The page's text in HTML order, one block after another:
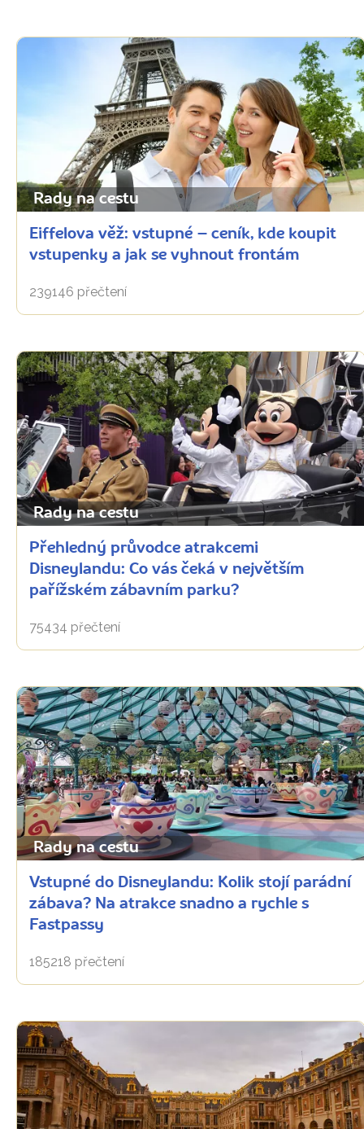
Rady na cestu
Eiffelova věž: vstupné – ceník, kde koupit
vstupenky a jak se vyhnout frontám
239146 přečtení
Rady na cestu
Přehledný průvodce atrakcemi
Disneylandu: Co vás čeká v největším
pařížském zábavním parku?
75434 přečtení
Rady na cestu
Vstupné do Disneylandu: Kolik stojí parádní
zábava? Na atrakce snadno a rychle s
Fastpassy
185218 přečtení